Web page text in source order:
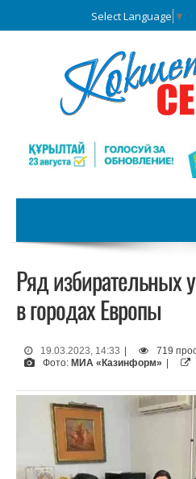
Select Language ▼
Ряд избирательных
в городах Европы
19.03.2023, 14:33 719
Фото: МИА «Казинформ»